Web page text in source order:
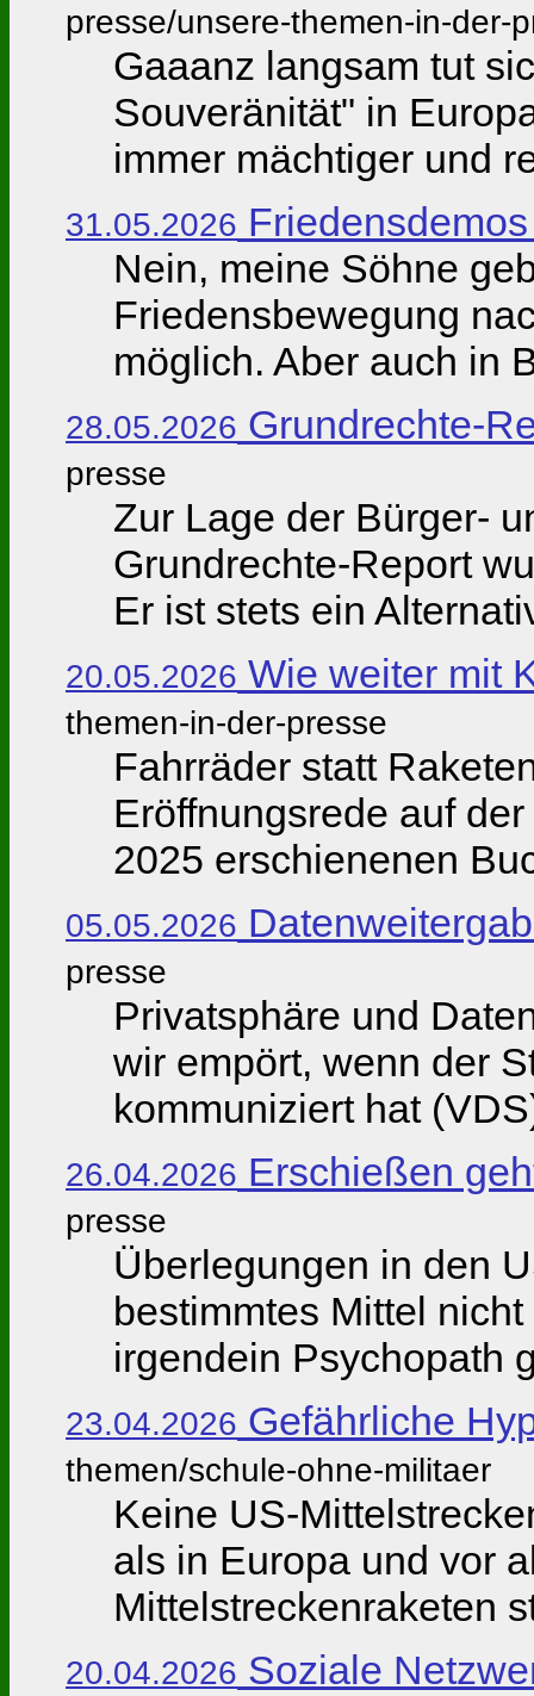
presse/unsere-themen-in-der-
Gaaanz langsam tut
Souveränität" in
immer mächtiger und
31.05.2026
Nein, meine Söhne
Friedensbewegung
möglich. Aber auch in
28.05.2026 Grundrechte-
presse
Zur Lage der Bürger-
Grundrechte-Report
Er ist stets ein
20.05.2026 Wie weiter mit
themen-in-der-presse
Fahrräder statt
Eröffnungsrede auf
2025 erschienenen
05.05.2026
presse
Privatsphäre und
wir empört, wenn der
kommuniziert hat
26.04.2026 Erschießen
presse
Überlegungen in den
bestimmtes Mittel
irgendein Psychopath
23.04.2026 Gefährliche
themen/schule-ohne-militaer
Keine US-
als in Europa und vor
Mittelstreckenraketen
20.04.2026 Soziale